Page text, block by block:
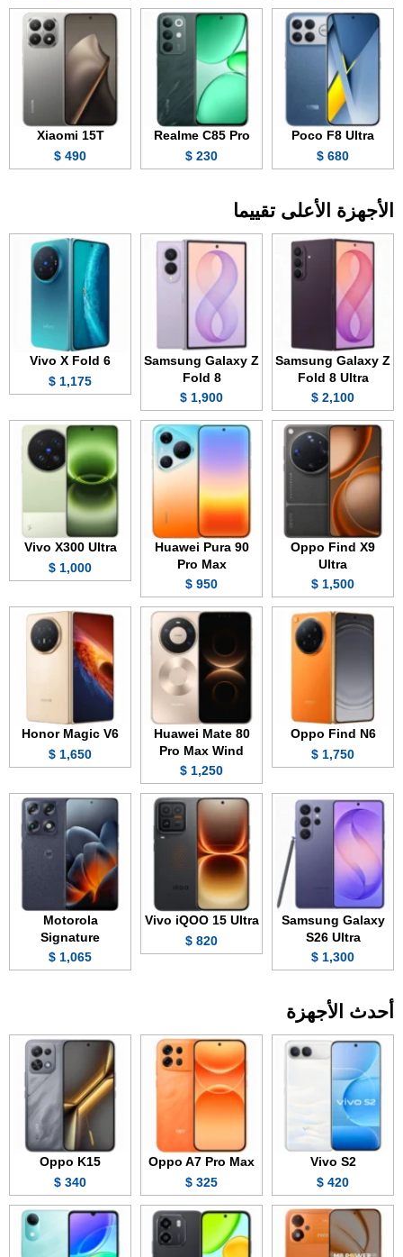
Poco F8 Ultra
680 $
Realme C85 Pro
230 $
Xiaomi 15T
490 $
الأجهزة الأعلى تقييما
Samsung Galaxy Z
Fold 8 Ultra
2,100 $
Samsung Galaxy Z
Fold 8
1,900 $
Vivo X Fold 6
1,175 $
Oppo Find X9
Ultra
1,500 $
Huawei Pura 90
Pro Max
950 $
Vivo X300 Ultra
1,000 $
Oppo Find N6
1,750 $
Huawei Mate 80
Pro Max Wind
1,250 $
Honor Magic V6
1,650 $
Samsung Galaxy
S26 Ultra
1,300 $
Vivo iQOO 15 Ultra
820 $
Motorola
Signature
1,065 $
أحدث الأجهزة
Vivo S2
420 $
Oppo A7 Pro Max
325 $
Oppo K15
340 $